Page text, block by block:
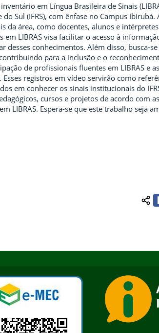
em Língua Brasileira de Sinais
Sul (IFRS), com ênfase no Campus
área, como docentes, alunos e intérpretes
LIBRAS visa facilitar o acesso à
conhecimentos. Além disso, busca-
para a inclusão e o
de profissionais fluentes em LIBRAS e
registros em vídeo servirão como
em conhecer os sinais institucionais do
cursos e projetos de acordo com
LIBRAS. Espera-se que este trabalho seja